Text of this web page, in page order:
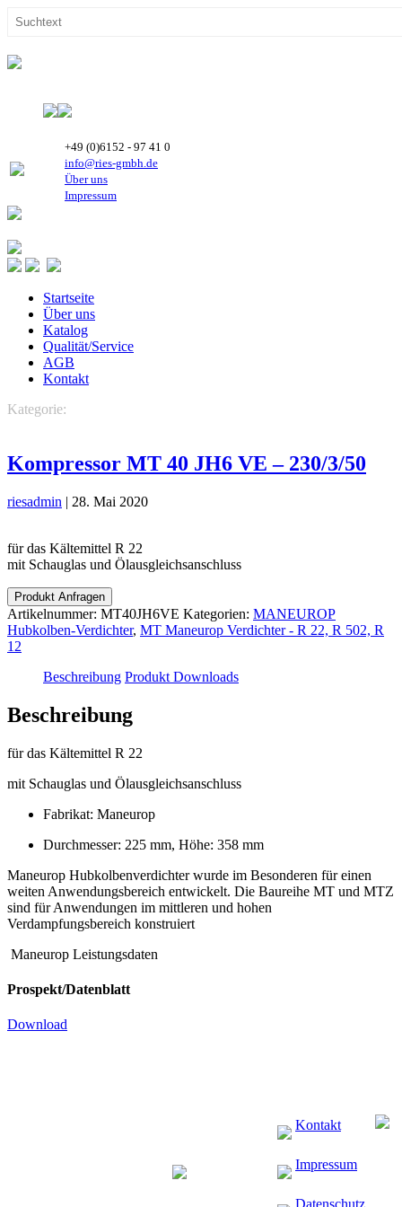
+49 (0)6152 - 97 41 0
info@ries-gmbh.de
Über uns
Impressum
Startseite
Über uns
Katalog
Qualität/Service
AGB
Kontakt
Kategorie:
Kompressor MT 40 JH6 VE – 230/3/50
riesadmin | 28. Mai 2020
für das Kältemittel R 22
mit Schauglas und Ölausgleichsanschluss
Produkt Anfragen
Artikelnummer: MT40JH6VE Kategorien: MANEUROP
Hubkolben-Verdichter, MT Maneurop Verdichter - R 22, R 502, R
12
Beschreibung Produkt Downloads
Beschreibung
für das Kältemittel R 22
mit Schauglas und Ölausgleichsanschluss
Fabrikat: Maneurop
Durchmesser: 225 mm, Höhe: 358 mm
Maneurop Hubkolbenverdichter wurde im Besonderen für einen
weiten Anwendungsbereich entwickelt. Die Baureihe MT und MTZ
sind für Anwendungen im mittleren und hohen
Verdampfungsbereich konstruiert
Maneurop Leistungsdaten
Prospekt/Datenblatt
Download
Kontakt
Impressum
Datenschutz